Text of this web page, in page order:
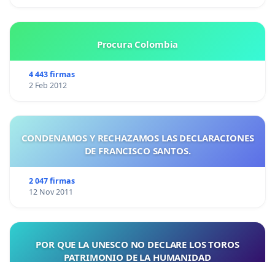
Procura Colombia
4 443 firmas
2 Feb 2012
CONDENAMOS Y RECHAZAMOS LAS DECLARACIONES
DE FRANCISCO SANTOS.
2 047 firmas
12 Nov 2011
POR QUE LA UNESCO NO DECLARE LOS TOROS
PATRIMONIO DE LA HUMANIDAD